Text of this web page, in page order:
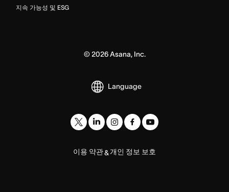
지속 가능성 및 ESG
© 2026Asana, Inc.
Language
이용 약관& 개인 정보 보호